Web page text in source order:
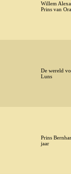
Willem
Prins van
De wereld
Luns
Prins
jaar